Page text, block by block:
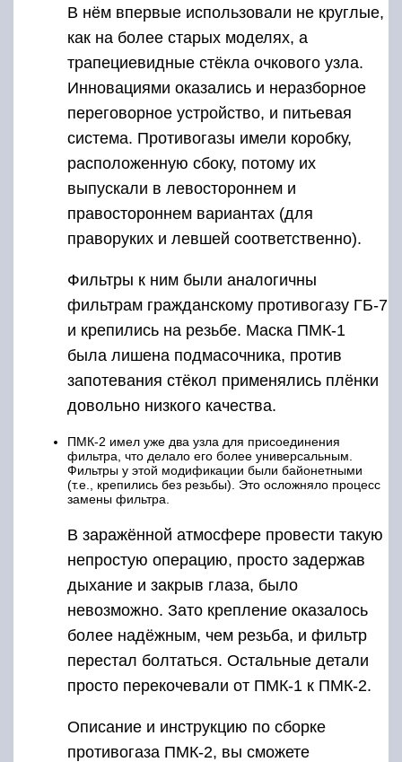
В нём впервые использовали не круглые,
как на более старых моделях, а
трапециевидные стёкла очкового узла.
Инновациями оказались и неразборное
переговорное устройство, и питьевая
система. Противогазы имели коробку,
расположенную сбоку, потому их
выпускали в левостороннем и
правостороннем вариантах (для
праворуких и левшей соответственно).
Фильтры к ним были аналогичны
фильтрам гражданскому противогазу ГБ-7
и крепились на резьбе. Маска ПМК-1
была лишена подмасочника, против
запотевания стёкол применялись плёнки
довольно низкого качества.
ПМК-2 имел уже два узла для присоединения
фильтра, что делало его более универсальным.
Фильтры у этой модификации были байонетными
(т.е., крепились без резьбы). Это осложняло процесс
замены фильтра.
В заражённой атмосфере провести такую
непростую операцию, просто задержав
дыхание и закрыв глаза, было
невозможно. Зато крепление оказалось
более надёжным, чем резьба, и фильтр
перестал болтаться. Остальные детали
просто перекочевали от ПМК-1 к ПМК-2.
Описание и инструкцию по сборке
противогаза ПМК-2, вы сможете